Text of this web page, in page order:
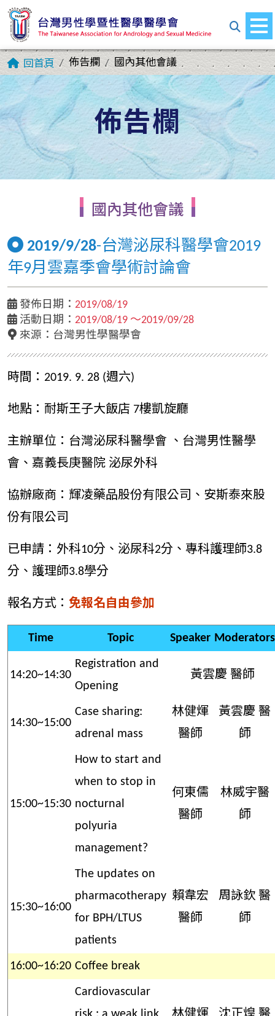
回首頁 佈告欄 國內其他會議
佈告欄
國內其他會議
2019/9/28-台灣泌尿科醫學會2019
年9月雲嘉季會學術討論會
發佈日期： 2019/08/19
活動日期： 2019/08/19 ～2019/09/28
來源：台灣男性學醫學會
時間：2019. 9. 28 (週六)
地點：耐斯王子大飯店 7樓凱旋廳
主辦單位：台灣泌尿科醫學會 、台灣男性醫學
會、嘉義長庚醫院 泌尿外科
協辦廠商：輝凌藥品股份有限公司、安斯泰來股
份有限公司
已申請：外科10分、泌尿科2分、專科護理師3.8
分、護理師3.8學分
報名方式： 免報名自由參加
Time Topic Speaker Moderators
14:20~14:30
Registration and
Opening
黃雲慶 醫師
14:30~15:00
Case sharing:
adrenal mass
林健煇
醫師
黃雲慶 醫
師
15:00~15:30
How to start and
when to stop in
nocturnal
polyuria
management?
何東儒
醫師
林威宇醫
師
15:30~16:00
The updates on
pharmacotherapy
for BPH/LTUS
patients
賴韋宏
醫師
周詠欽 醫
師
16:00~16:20 Coffee break
Cardiovascular